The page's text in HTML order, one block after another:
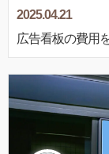
2025.04.21
広告看板の費用